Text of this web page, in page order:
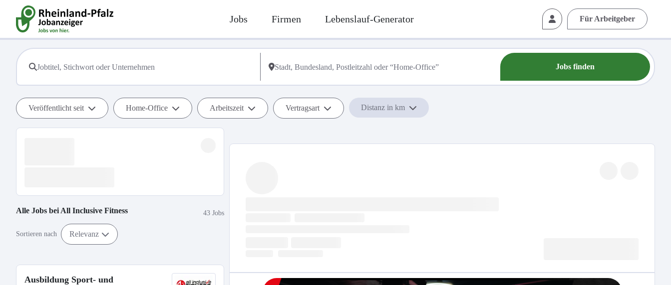
Jobs Firmen Lebenslauf-Generator Für Arbeitgeber
Jobs finden
Veröffentlicht seit Home-Office Arbeitszeit Vertragsart Distanz in km
Alle Jobs bei All Inclusive Fitness 43 Jobs
Sortieren nach Relevanz
Ausbildung Sport- und